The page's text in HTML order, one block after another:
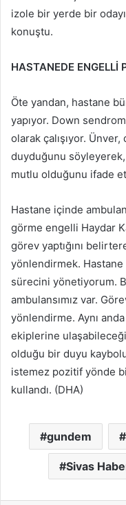
izole bir yerde bir
konuştu.
HASTANEDE ENGELLİ
Öte yandan, hastane
yapıyor. Down
olarak çalışıyor.
duyduğunu
mutlu olduğunu ifade
Hastane içinde
görme engelli Haydar
görev yaptığını
yönlendirmek. Hastane
sürecini yönetiyorum.
ambulansımız var.
yönlendirme. Aynı
ekiplerine
olduğu bir duyu
istemez pozitif yönde
kullandı. (DHA)
gundem
Sivas